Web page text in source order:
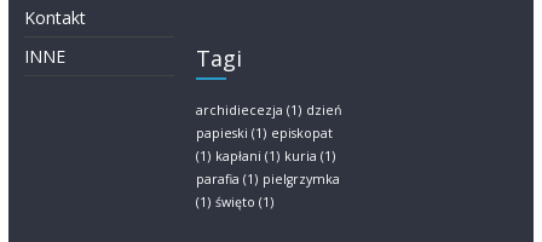
Kontakt
INNE
Tagi
archidiecezja (1) dzień
papieski (1) episkopat
(1) kapłani (1) kuria (1)
parafia (1) pielgrzymka
(1) święto (1)